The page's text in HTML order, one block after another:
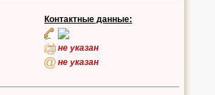
Контактные данные:
не указан
не указан